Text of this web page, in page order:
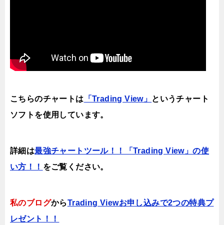
こちらのチャートは 「Trading View」 というチャート
ソフトを使用しています。
詳細は最強チャートツール！！「Trading View」の使
い方！！ をご覧ください。
私のブログからTrading Viewお申し込みで2つの特典プ
レゼント！！